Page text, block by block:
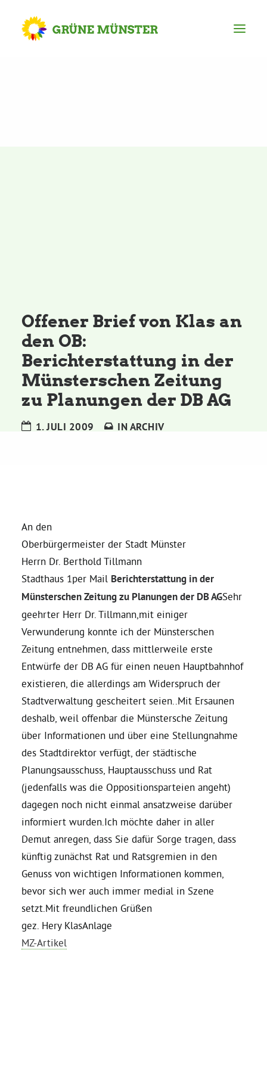
Grünes Zentrum
Personen
Sylvia Rietenberg, MdB
Robin Korte, MdL
Daniel Freund, MdEP
Delegierte
Grüne im Rathaus
Ratsmitglieder 2025 – 2030
Ratsanträge
Fraktionsgeschäftsstelle
Aktiv werden
Termine
Arbeitsgruppen
Offener Brief von Klas an
den OB:
Berichterstattung in der
Münsterschen Zeitung
zu Planungen der DB AG
1. JULI 2009 INARCHIV
An den
Oberbürgermeister der Stadt Münster
Herrn Dr. Berthold Tillmann
Stadthaus 1per Mail Berichterstattung in der
Münsterschen Zeitung zu Planungen der DB AGSehr
geehrter Herr Dr. Tillmann,mit einiger
Verwunderung konnte ich der Münsterschen
Zeitung entnehmen, dass mittlerweile erste
Entwürfe der DB AG für einen neuen Hauptbahnhof
existieren, die allerdings am Widerspruch der
Stadtverwaltung gescheitert seien..Mit Ersaunen
deshalb, weil offenbar die Münstersche Zeitung
über Informationen und über eine Stellungnahme
des Stadtdirektor verfügt, der städtische
Planungsausschuss, Hauptausschuss und Rat
(jedenfalls was die Oppositionsparteien angeht)
dagegen noch nicht einmal ansatzweise darüber
informiert wurden.Ich möchte daher in aller
Demut anregen, dass Sie dafür Sorge tragen, dass
künftig zunächst Rat und Ratsgremien in den
Genuss von wichtigen Informationen kommen,
bevor sich wer auch immer medial in Szene
setzt.Mit freundlichen Grüßen
gez. Hery KlasAnlage
MZ-Artikel